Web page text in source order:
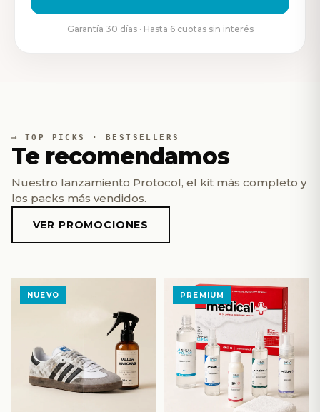
Garantía 30 días · Hasta 6 cuotas sin interés
TOP PICKS · BESTSELLERS
Te recomendamos
Nuestro lanzamiento Protocol, el kit más completo y
los packs más vendidos.
VER PROMOCIONES
NUEVO PREMIUM